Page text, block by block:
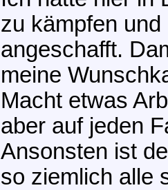
zu kämpfen
angeschafft.
meine
Macht etwas
aber auf jeden
Ansonsten ist
so ziemlich alle